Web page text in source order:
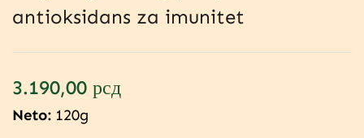
antioksidans za imunitet
3.190,00 рсд
Neto: 120g